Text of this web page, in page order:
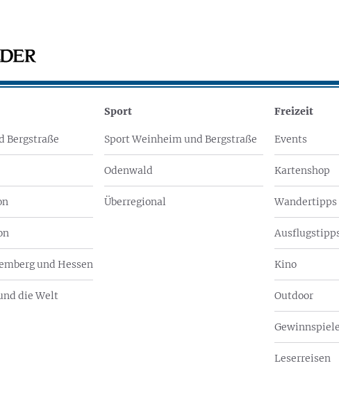
Bergstraße
und Hessen
die Welt
Sport
Sport Weinheim und Bergstraße
Odenwald
Überregional
Freizeit
Events
Kartenshop
Wandertipps
Kino
Outdoor
Gewinnspiele
Leserreisen